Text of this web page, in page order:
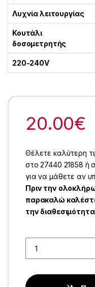
Λυχνία λειτουργίας
Κουτάλι
δοσομετρητής
220-240V
20.00€
Θέλετε καλύτερη
στο 27440 21858 ή
για να μάθετε αν
Πριν την
παρακαλώ
την διαθεσιμότητα